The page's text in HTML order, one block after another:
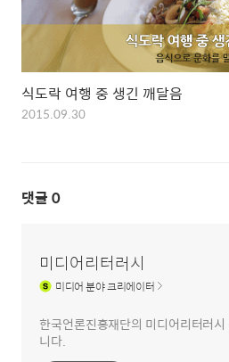
식도락 여행 중 생긴 깨달음
2015.09.30
댓글 0
미디어리터러시
미디어분야 크리에이터
한국언론진흥재단의 미디어리터러시
니다.